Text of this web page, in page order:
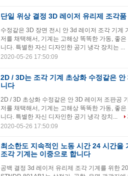
단일 위상 결정 3D 레이저 유리제 조각
수정같은 3D 장면 전시 안 3d 레이저 조각 기계
저를 채택해서, 기계는 고해상 똑똑한 가동, 좋
니다. 특별한 자신 디자인한 공기 냉각 장치는 ...
2020-05-26 17:50:09
2D / 3D는 조각 기계 초상화 수정같은
니다
2D / 3D 초상화 수정같은 안 3D 레이저 조판공
저를 채택해서, 기계는 고해상 똑똑한 가동, 좋
니다. 특별한 자신 디자인한 공기 냉각 장치...
2020-05-26 17:50:09
최소한도 지속적인 노동 시간 24 시간을
조각 기계는 이중으로 합니다
공백 결정 3d 레이저 유리제 조각 기계를 위한